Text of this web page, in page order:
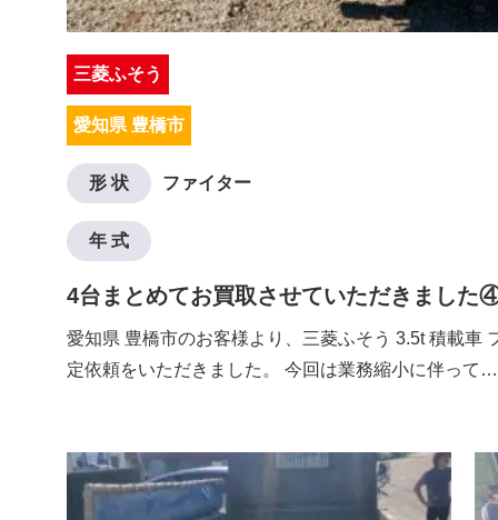
三菱ふそう
愛知県 豊橋市
形 状 ファイター
年 式
4台まとめてお買取させていただきました
愛知県 豊橋市のお客様より、三菱ふそう 3.5t 積載車
定依頼をいただきました。 今回は業務縮小に伴って…